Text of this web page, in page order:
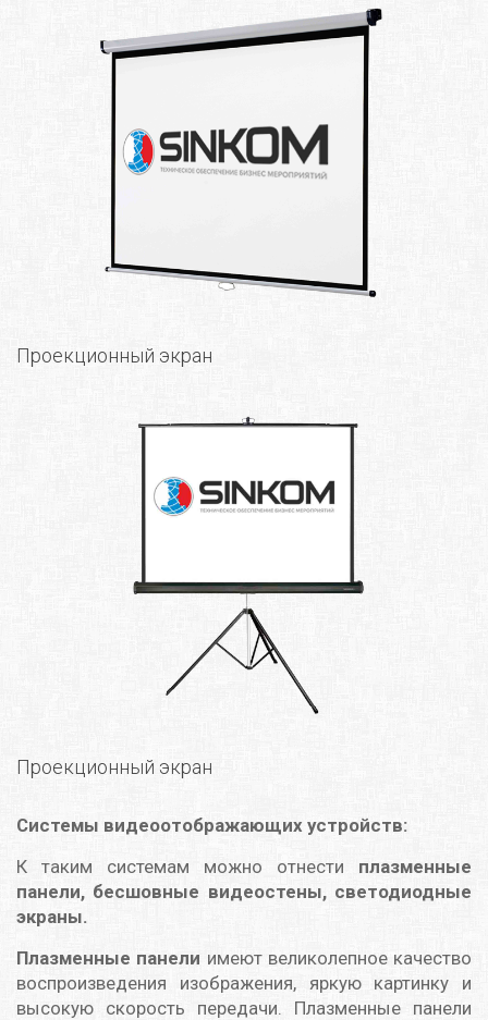
Проекционный экран
Проекционный экран
Системы видеоотображающих устройств:
К таким системам можно отнести плазменные
панели, бесшовные видеостены, светодиодные
экраны.
Плазменные панели имеют великолепное качество
воспроизведения изображения, яркую картинку и
высокую скорость передачи. Плазменные панели